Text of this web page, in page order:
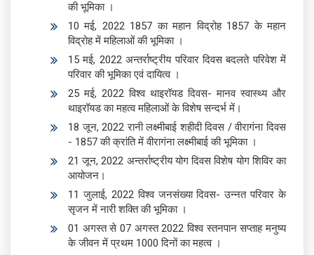
की भूमिका ।
10 मई, 2022 1857 का महान विद्रोह 1857 के महान
विद्रोह में महिलाओं की भूमिका ।
15 मई, 2022 अन्तर्राष्ट्रीय परिवार दिवस बदलते परिवेश में
परिवार की भूमिका एवं दायित्व ।
25 मई, 2022 विश्व थाइरॉयड दिवस- मानव स्वास्थ्य और
थाइरॉयड का महत्व महिलाओं के विशेष सन्दर्भ में।
18 जून, 2022 रानी लक्ष्मीबाई शहीदी दिवस / वीरागंना दिवस
- 1857 की क्रांति में वीरागंना लक्ष्मीबाई की भूमिका ।
21 जून, 2022 अन्तर्राष्ट्रीय योग दिवस विशेष योग शिविर का
आयोजन।
11 जुलाई, 2022 विश्व जनसंख्या दिवस- उन्नत परिवार के
सृजन में नारी शक्ति की भूमिका ।
01 अगस्त से 07 अगस्त 2022 विश्व स्तनपान सप्ताह मनुष्य
के जीवन में प्रथम 1000 दिनों का महत्व ।